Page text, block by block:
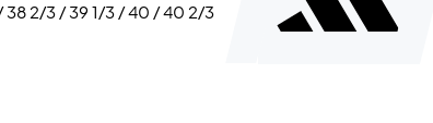
38 2/3 / 39 1/3 / 40 / 40 2/3